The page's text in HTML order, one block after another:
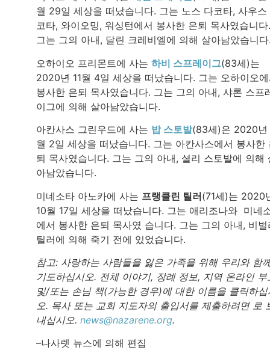
월 29일 세상을 떠났습니다. 그는 노스 다코타, 사우스
코타, 와이오밍, 워싱턴에서 봉사한 은퇴 목사였습니다.
그는 그의 아내, 달린 크레비엘에 의해 살아남았습니
오하이오 프리몬트에 사는 하비 스프레이그(83세)는
2020년 11월 4일 세상을 떠났습니다. 그는 오하이오
봉사한 은퇴 목사였습니다. 그는 그의 아내, 샤론 스프
이그에 의해 살아남았습니다.
아칸사스 그린우드에 사는 밥 스토발(83세)은 2020년
월 2일 세상을 떠났습니다. 그는 아칸사스에서 봉사한
퇴 목사였습니다. 그는 그의 아내, 셜리 스토발에 의해
아남았습니다.
미네소타 아노카에 사는 프랭클린 틸러(71세)는 2020
10월 17일 세상을 떠났습니다. 그는 애리조나와 미네
에서 봉사한 은퇴 목사였 습니다. 그는 그의 아내, 비벌
틸러에 의해 죽기 전에 있었습니다.
참고: 사랑하는 사람들을 잃은 가족을 위해 우리와 함
기도하십시오. 전체 이야기, 장례 정보, 지역 온라인 부
및/또는 손님 책(가능한 경우)에 대한 이름을 클릭하십
오. 목사 또는 교회 지도자의 출입서를 제출하려면 로
내십시오. news@nazarene.org.
–나사렛 뉴스에 의해 편집